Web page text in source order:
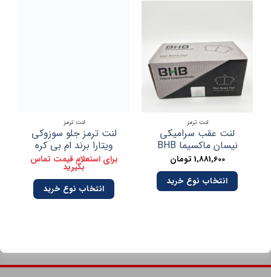
لنت ترمز
لنت عقب سرامیکی
نیسان ماکسیما BHB
1,881,600تومان
انتخاب نوع خرید
لنت ترمز
لنت ترمز جلو سوزوکی
ویتارا برند ام بی کره
برای استعلام قیمت تماس
بگیرید
انتخاب نوع خرید